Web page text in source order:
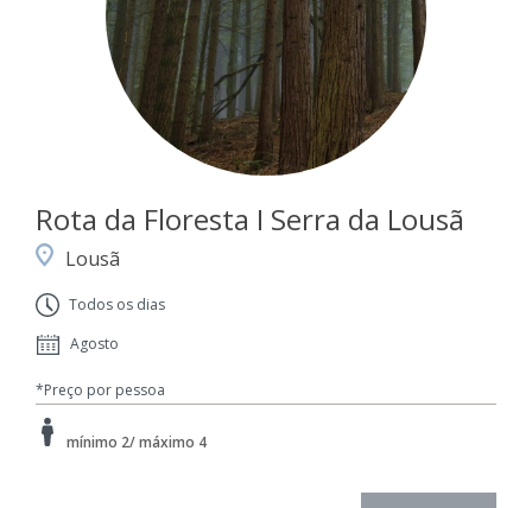
Rota da Floresta I Serra da Lousã
Lousã
Todos os dias
Agosto
*Preço por pessoa
mínimo 2/ máximo 4